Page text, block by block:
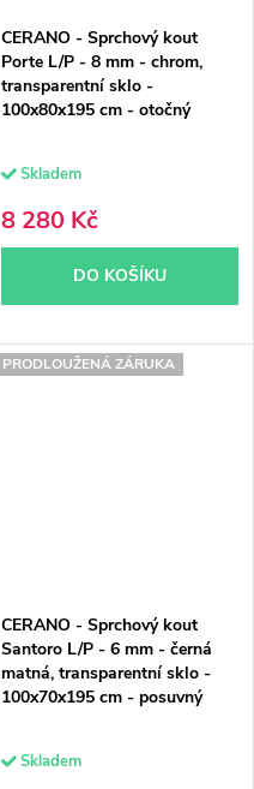
CERANO - Sprchový kout
Porte L/P - 8 mm - chrom,
transparentní sklo -
100x80x195 cm - otočný
Skladem
8 280 Kč
DO KOŠÍKU
PRODLOUŽENÁ ZÁRUKA
CERANO - Sprchový kout
Santoro L/P - 6 mm - černá
matná, transparentní sklo -
100x70x195 cm - posuvný
Skladem